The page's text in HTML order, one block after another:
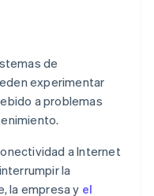
de
experimentar
a problemas
a Internet
la
la empresa y el